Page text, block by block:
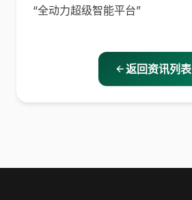
“全动力超级智能平台”
返回资讯列表